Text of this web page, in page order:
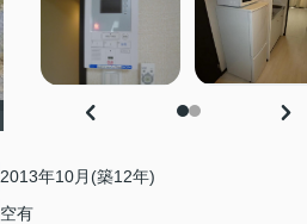
2013年10月(築12年)
空有